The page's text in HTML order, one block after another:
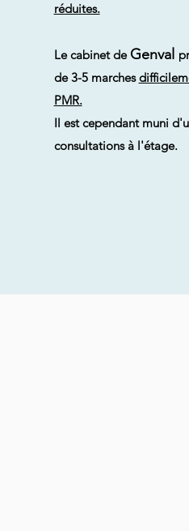
réduites.
Le cabinet de Genval
de 3-5 marches
PMR.
Il est cependant muni
consultations à l'étage.